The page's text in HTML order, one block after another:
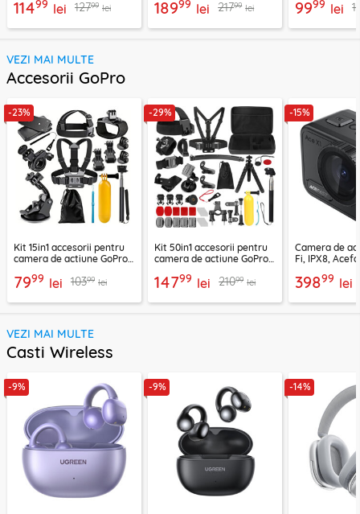
11499 lei 12799 lei 18999 lei 21799 lei 9999 lei
VEZI MAI MULTE
Accesorii GoPro
-23%
Kit 15in1 accesorii pentru
camera de actiune GoPro
SA15
7999 lei 10399 lei
-29%
Kit 50in1 accesorii pentru
camera de actiune GoPro,
CamQuest SA50
14799 lei 21099 lei
-15%
Camera de
Fi, IPX8,
39899 lei
VEZI MAI MULTE
Casti Wireless
-9% -9% -14%